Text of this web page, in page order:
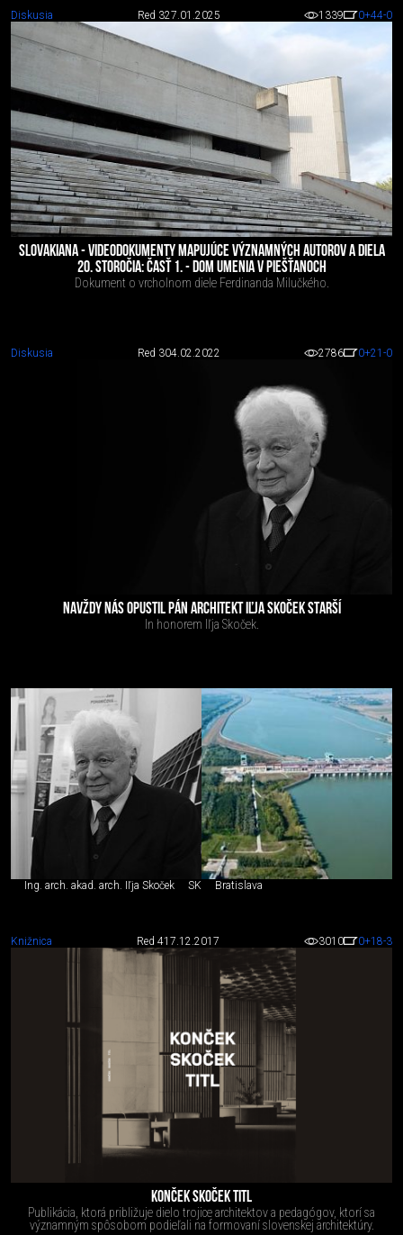
Diskusia Red 327.01.2025 1339 0+44-0
SLOVAKIANA - VIDEODOKUMENTY MAPUJÚCE VÝZNAMNÝCH AUTOROV A DIELA
20. STOROČIA: ČASŤ 1. - DOM UMENIA V PIEŠŤANOCH
Dokument o vrcholnom diele Ferdinanda Milučkého.
Diskusia Red 304.02.2022 2786 0+21 -0
NAVŽDY NÁS OPUSTIL PÁN ARCHITEKT IĽJA SKOČEK STARŠÍ
In honorem Iľja Skoček.
Ing. arch. akad. arch. Iľja Skoček SK Bratislava
Knižnica Red 417.12.2017 3010 0+18-3
KONČEK SKOČEK TITL
Publikácia, ktorá približuje dielo trojice architektov a pedagógov, ktorí sa
významným spôsobom podieľali na formovaní slovenskej architektúry.